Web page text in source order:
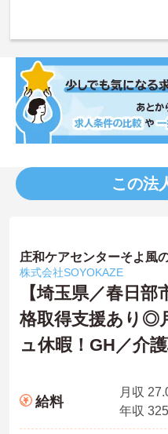
この法
庄和ケアセンターそよ風
株式会社SOYOKAZE
【埼玉県／春日
格取得支援あり◎
ュ休暇！GH／介
給料
月収